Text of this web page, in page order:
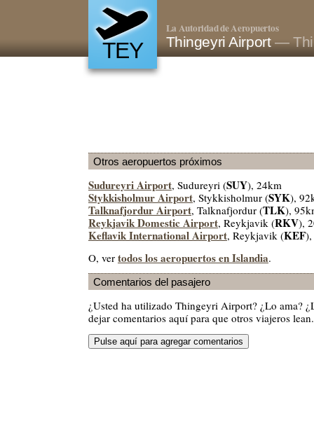
TEY
La Autoridad de Aeropuertos
Thingeyri Airport —
Otros aeropuertos próximos
Sudureyri Airport, Sudureyri (SUY), 24km
Stykkisholmur Airport, Stykkisholmur (SYK),
Talknafjordur Airport, Talknafjordur (TLK),
Reykjavik Domestic Airport, Reykjavik (RKV),
Keflavik International Airport, Reykjavik (KEF
O, ver todos los aeropuertos en Islandia.
Comentarios del pasajero
¿Usted ha utilizado Thingeyri Airport? ¿Lo ama?
dejar comentarios aquí para que otros viajeros lean.